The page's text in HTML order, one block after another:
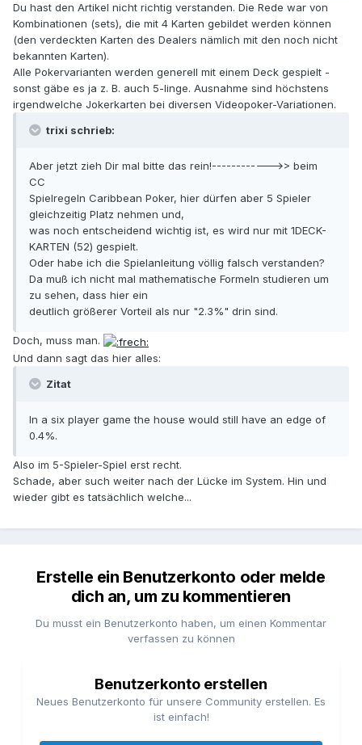
Du hast den Artikel nicht richtig verstanden. Die Rede war von
Kombinationen (sets), die mit 4 Karten gebildet werden können
(den verdeckten Karten des Dealers nämlich mit den noch nicht
bekannten Karten).
Alle Pokervarianten werden generell mit einem Deck gespielt -
sonst gäbe es ja z. B. auch 5-linge. Ausnahme sind höchstens
irgendwelche Jokerkarten bei diversen Videopoker-Variationen.
trixi schrieb:
Aber jetzt zieh Dir mal bitte das rein!------------>> beim
CC
Spielregeln Caribbean Poker, hier dürfen aber 5 Spieler
gleichzeitig Platz nehmen und,
was noch entscheidend wichtig ist, es wird nur mit 1DECK-
KARTEN (52) gespielt.
Oder habe ich die Spielanleitung völlig falsch verstanden?
Da muß ich nicht mal mathematische Formeln studieren um
zu sehen, dass hier ein
deutlich größerer Vorteil als nur "2.3%" drin sind.
Doch, muss man.
Und dann sagt das hier alles:
Zitat
In a six player game the house would still have an edge of
0.4%.
Also im 5-Spieler-Spiel erst recht.
Schade, aber such weiter nach der Lücke im System. Hin und
wieder gibt es tatsächlich welche...
Erstelle ein Benutzerkonto oder melde
dich an, um zu kommentieren
Du musst ein Benutzerkonto haben, um einen Kommentar
verfassen zu können
Benutzerkonto erstellen
Neues Benutzerkonto für unsere Community erstellen. Es
ist einfach!